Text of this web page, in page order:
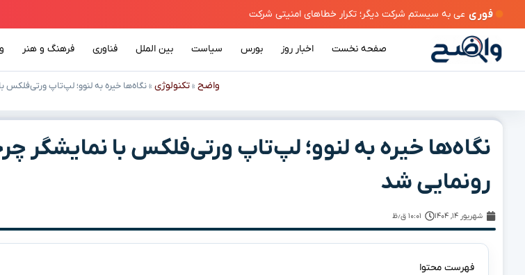
فوری
صفحه نخست اخبار روز بورس سیاست بین الملل فناوری فرهنگ و هنر
واضح »تکنولوژی »نگاه‌ها خیره به لنوو؛ لپ‌تاپ ورتی‌فلکس
نگاه‌ها خیره به لنوو؛ لپ‌تاپ ورتی‌فلکس با نمایشگر
رونمایی شد
شهریور ۱۴, ۱۴۰۴ ۱۰:۰۱ ق٫ظ
فهرست محتوا